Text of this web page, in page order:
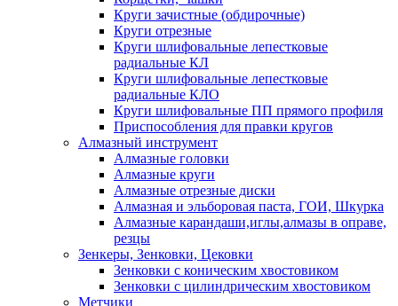
Круги зачистные (обдирочные)
Круги отрезные
Круги шлифовальные лепестковые
радиальные КЛ
Круги шлифовальные лепестковые
радиальные КЛО
Круги шлифовальные ПП прямого профиля
Приспособления для правки кругов
Алмазный инструмент
Алмазные головки
Алмазные круги
Алмазные отрезные диски
Алмазная и эльборовая паста, ГОИ, Шкурка
Алмазные карандаши,иглы,алмазы в оправе,
резцы
Зенкеры, Зенковки, Цековки
Зенковки с коническим хвостовиком
Зенковки с цилиндрическим хвостовиком
Метчики